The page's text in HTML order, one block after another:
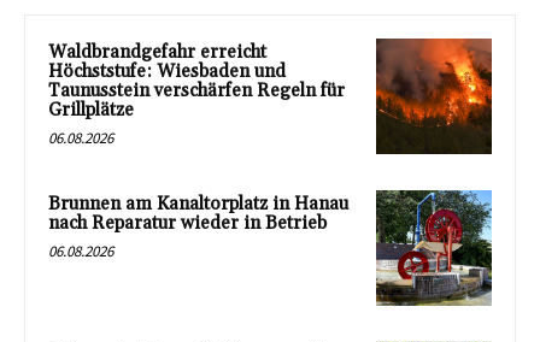
Waldbrandgefahr erreicht
Höchststufe: Wiesbaden und
Taunusstein verschärfen Regeln für
Grillplätze
06.08.2026
Brunnen am Kanaltorplatz in Hanau
nach Reparatur wieder in Betrieb
06.08.2026